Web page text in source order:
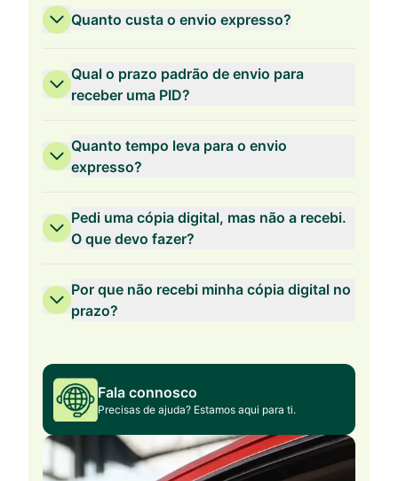
Quanto custa o envio expresso?
Qual o prazo padrão de envio para
receber uma PID?
Quanto tempo leva para o envio
expresso?
Pedi uma cópia digital, mas não a recebi.
O que devo fazer?
Por que não recebi minha cópia digital no
prazo?
Fala connosco
Precisas de ajuda? Estamos aqui para ti.